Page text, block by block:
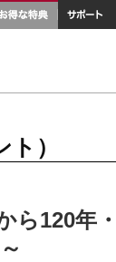
）
ら120年